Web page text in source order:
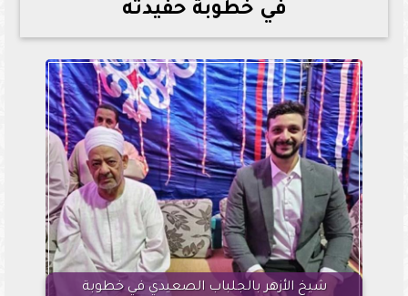
في خطوبة حفيدته
شيخ الأزهر بالجلباب الصعيدي في خطوبة